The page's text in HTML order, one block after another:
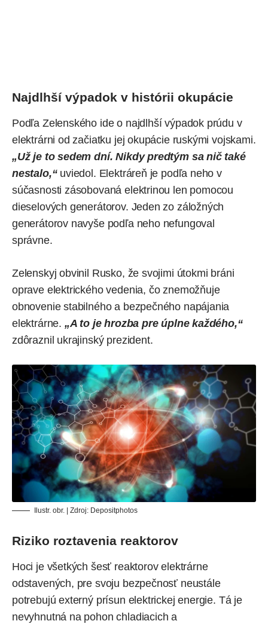
Najdlhší výpadok v histórii okupácie
Podľa Zelenského ide o najdlhší výpadok prúdu v
elektrárni od začiatku jej okupácie ruskými vojskami.
„Už je to sedem dní. Nikdy predtým sa nič také
nestalo,“ uviedol. Elektráreň je podľa neho v
súčasnosti zásobovaná elektrinou len pomocou
dieselových generátorov. Jeden zo záložných
generátorov navyše podľa neho nefungoval
správne.
Zelenskyj obvinil Rusko, že svojimi útokmi bráni
oprave elektrického vedenia, čo znemožňuje
obnovenie stabilného a bezpečného napájania
elektrárne. „A to je hrozba pre úplne každého,“
zdôraznil ukrajinský prezident.
Ilustr. obr. | Zdroj: Depositphotos
Riziko roztavenia reaktorov
Hoci je všetkých šesť reaktorov elektrárne
odstavených, pre svoju bezpečnosť neustále
potrebujú externý prísun elektrickej energie. Tá je
nevyhnutná na pohon chladiacich a